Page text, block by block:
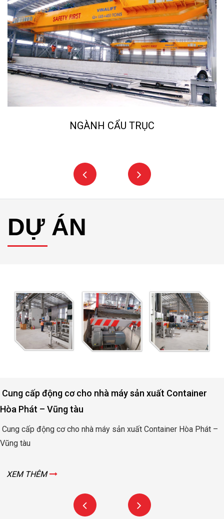
NGÀNH CẨU TRỤC
DỰ ÁN
Cung cấp động cơ cho nhà máy sản xuất Container
Hòa Phát – Vũng tàu
Cung cấp động cơ cho nhà máy sản xuất Container Hòa Phát –
Vũng tàu
XEM THÊM